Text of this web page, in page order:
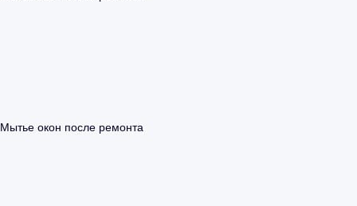
Мытье окон после ремонта